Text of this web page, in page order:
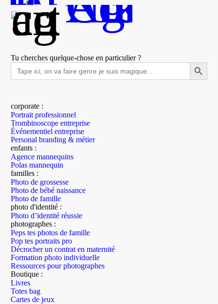
Tu cherches quelque-chose en particulier ?
Search
for:
Search Button
corporate :
Portrait professionnel
Trombinoscope entreprise
Événementiel entreprise
Personal branding & métier
enfants :
Agence mannequins
Polas mannequin
familles :
Photo de grossesse
Photo de bébé naissance
Photo de famille
photo d'identité :
Photo d’identité réussie
photographes :
Peps tes photos de famille
Pop tes portraits pro
Décrocher un contrat en maternité
Formation photo individuelle
Ressources pour photographes
Boutique :
Livres
Totes bag
Cartes de jeux